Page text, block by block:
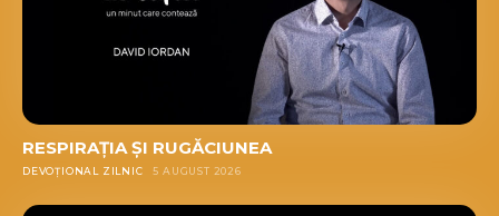
RESPIRAȚIA ȘI RUGĂCIUNEA
DEVOȚIONAL ZILNIC 5 AUGUST 2026